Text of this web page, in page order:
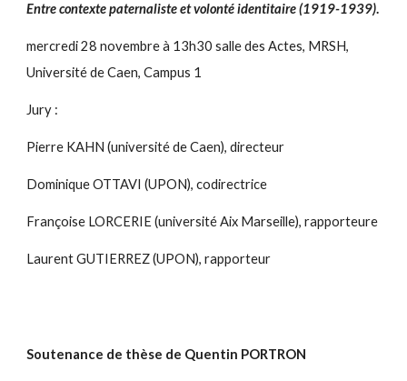
Entre contexte paternaliste et volonté identitaire (1919-1939).
mercredi 28 novembre à 13h30 salle des Actes, MRSH,
Université de Caen, Campus 1
Jury :
Pierre KAHN (université de Caen), directeur
Dominique OTTAVI (UPON), codirectrice
Françoise LORCERIE (université Aix Marseille), rapporteure
Laurent GUTIERREZ (UPON), rapporteur
Soutenance de thèse de Quentin PORTRON